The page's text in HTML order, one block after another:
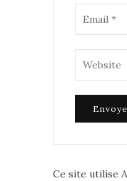
Ce site utilise